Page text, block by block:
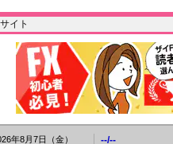
イト
年8月7日（金）
--/--